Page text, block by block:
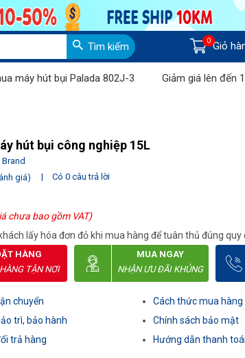
Tìm kiếm 0 Giỏ
bụi Palada 802J-3 Giảm giá lên đến 1 triệu
hút bụi công nghiệp 15L
giá)
| Có 0 câu trả lời
chưa bao gồm VAT)
lấy hóa đơn đỏ khi mua hàng để tuân thủ đúng
HÀNG
TẬN NƠI
MUA NGAY
NHẬN ƯU ĐÃI KHỦNG
chuyển
trì, bảo hành
trả hàng
Cách thức mua hàng
Chính sách bảo mật
Hướng dẫn thanh